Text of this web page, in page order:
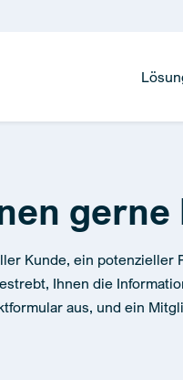
Kunde, ein
Ihnen die
aus, und ein